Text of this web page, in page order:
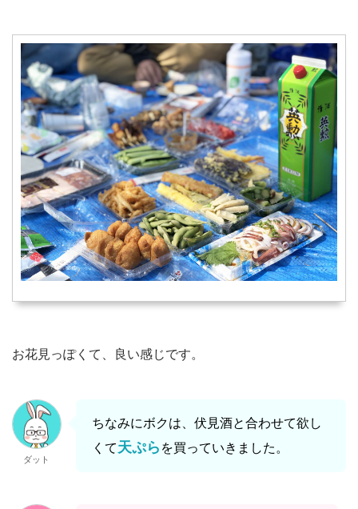
お花見っぽくて、良い感じです。
ダット
ちなみにボクは、伏見酒と合わせて欲し
くて天ぷら を買っていきました。